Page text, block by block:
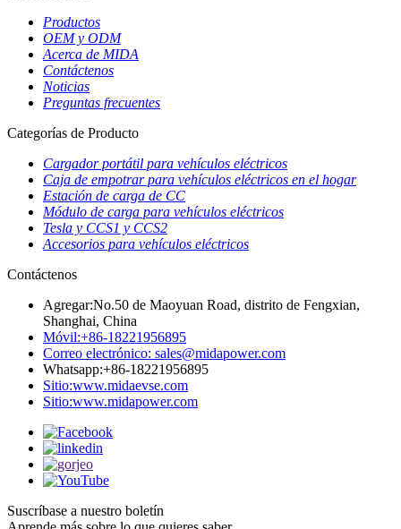
Productos
OEM y ODM
Acerca de MIDA
Contáctenos
Noticias
Preguntas frecuentes
Categorías de Producto
Cargador portátil para vehículos eléctricos
Caja de empotrar para vehículos eléctricos en el hogar
Estación de carga de CC
Módulo de carga para vehículos eléctricos
Tesla y CCS1 y CCS2
Accesorios para vehículos eléctricos
Contáctenos
Agregar:No.50 de Maoyuan Road, distrito de Fengxian,
Shanghai, China
Móvil:+86-18221956895
Correo electrónico: sales@midapower.com
Whatsapp:+86-18221956895
Sitio:www.midaevse.com
Sitio:www.midapower.com
Suscríbase a nuestro boletín